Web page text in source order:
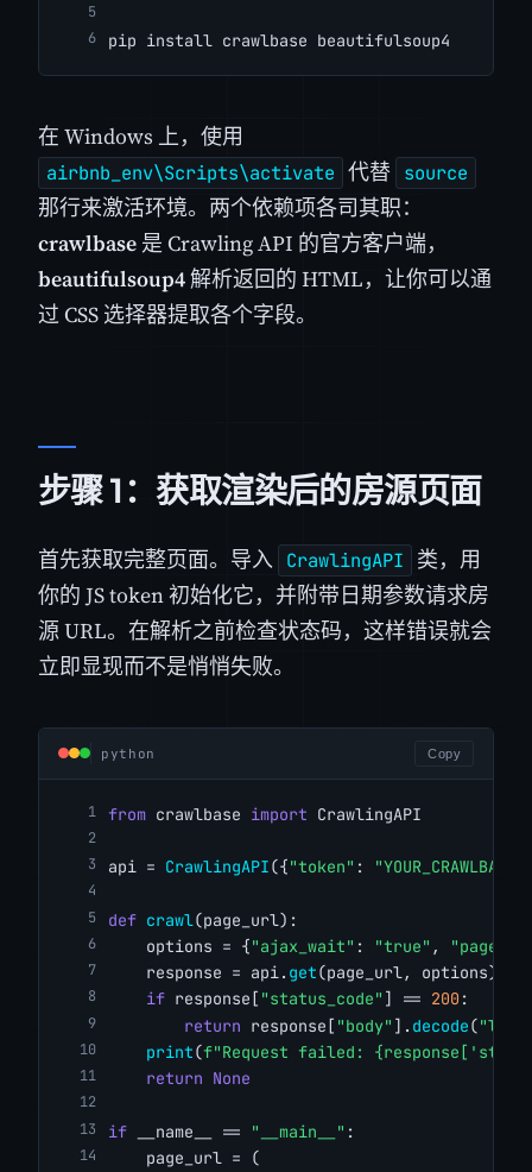
pip install crawlbase beautifulsoup4
在 Windows 上，使用
airbnb_env\Scripts\activate 代替 source
那行来激活环境。两个依赖项各司其职：
crawlbase是 Crawling API 的官方客户端，
beautifulsoup4解析返回的 HTML，让你可以通
过 CSS 选择器提取各个字段。
步骤 1：获取渲染后的房源页面
首先获取完整页面。导入 CrawlingAPI
类，用
你的 JS token 初始化它，并附带日期参数请求房
源 URL。在解析之前检查状态码，这样错误就会
立即显现而不是悄悄失败。
python Copy
from crawlbase import CrawlingAPI
api = CrawlingAPI({"token" :
def crawl(page_url):
    options = {
"ajax_wait" : "true" ,
    response = api.
get(page_url, options)
if response[ "status_code" ] == 200 :
return response[ "body" ]. decode(
print(f"Request failed:
return None
if __name__ == "__main__" :
    page_url = (